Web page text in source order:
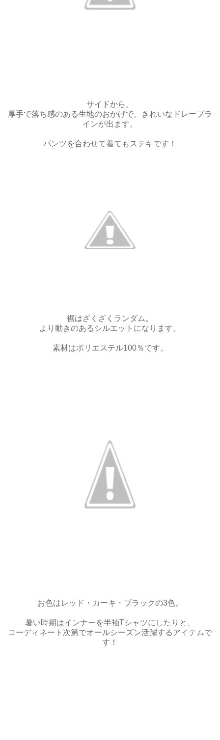
サイドから。
厚手で落ち感のある生地のおかげで、きれいなドレープラ
インが出ます。
パンツを合わせて着てもステキです！
裾はざくざくランダム。
より動きのあるシルエットになります。
素材はポリエステル100％です。
お色はレッド・カーキ・ブラックの3色。
暑い時期はインナーを半袖Tシャツにしたりと、
コーディネート次第でオールシーズン活躍するアイテムで
す！